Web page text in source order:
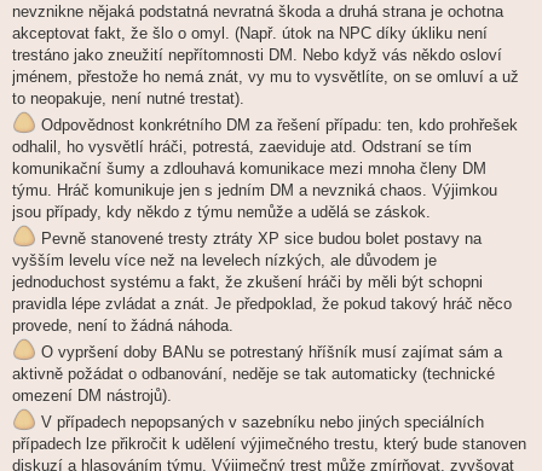
nevznikne nějaká podstatná nevratná škoda a druhá strana je ochotna
akceptovat fakt, že šlo o omyl. (Např. útok na NPC díky úkliku není
trestáno jako zneužití nepřítomnosti DM. Nebo když vás někdo osloví
jménem, přestože ho nemá znát, vy mu to vysvětlíte, on se omluví a už
to neopakuje, není nutné trestat).
Odpovědnost konkrétního DM za řešení případu: ten, kdo prohřešek
odhalil, ho vysvětlí hráči, potrestá, zaeviduje atd. Odstraní se tím
komunikační šumy a zdlouhavá komunikace mezi mnoha členy DM
týmu. Hráč komunikuje jen s jedním DM a nevzniká chaos. Výjimkou
jsou případy, kdy někdo z týmu nemůže a udělá se záskok.
Pevně stanovené tresty ztráty XP sice budou bolet postavy na
vyšším levelu více než na levelech nízkých, ale důvodem je
jednoduchost systému a fakt, že zkušení hráči by měli být schopni
pravidla lépe zvládat a znát. Je předpoklad, že pokud takový hráč něco
provede, není to žádná náhoda.
O vypršení doby BANu se potrestaný hříšník musí zajímat sám a
aktivně požádat o odbanování, neděje se tak automaticky (technické
omezení DM nástrojů).
V případech nepopsaných v sazebníku nebo jiných speciálních
případech lze přikročit k udělení výjimečného trestu, který bude stanoven
diskuzí a hlasováním týmu. Výjimečný trest může zmírňovat, zvyšovat